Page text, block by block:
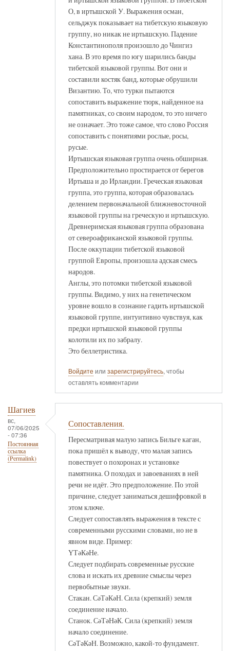
О, в иртышской У. Выражения осман,
сельджук показывает на тибетскую языковую
группу, но никак не иртышскую. Падение
Константинополя произошло до Чингиз
хана. В это время по югу шарились банды
тибетской языковой группы. Вот они и
составили костяк банд, которые обрушили
Византию. То, что турки пытаются
сопоставить выражение тюрк, найденное на
памятниках, со своим народом, то это ничего
не означает. Это тоже самое, что слово Россия
сопоставить с понятиями рослые, росы,
русые.
Иртышская языковая группа очень обширная.
Предположительно простирается от берегов
Иртыша и до Ирландии. Греческая языковая
группа, это группа, которая образовалась
делением первоначальной ближневосточной
языковой группы на греческую и иртышскую.
Древнеримская языковая группа образована
от североафриканской языковой группы.
После оккупации тибетской языковой
группой Европы, произошла адская смесь
народов.
Англы, это потомки тибетской языковой
группы. Видимо, у них на генетическом
уровне вошло в сознание гадить иртышской
языковой группе, интуитивно чувствуя, как
предки иртышской языковой группы
колотили их по забралу.
Это беллетристика.
Войдите или зарегистрируйтесь, чтобы
оставлять комментарии
Шагиев
вс,
07/06/2025
- 07:36
Постоянная
ссылка
(Permalink)
Сопоставления.
Пересматривая малую запись Бильге каган,
пока пришёл к выводу, что малая запись
повествует о похоронах и установке
памятника. О походах и завоеваниях в ней
речи не идёт. Это предположение. По этой
причине, следует заниматься дешифровкой в
этом ключе.
Следует сопоставлять выражения в тексте с
современными русскими словами, но не в
явном виде. Пример:
ҮТәКәНе.
Следует подбирать современные русские
слова и искать их древние смыслы через
первобытные звуки.
Стакан. СәТәКәН. Сила (крепкий) земля
соединение начало.
Станок. СәТәНәК. Сила (крепкий) земля
начало соединение.
СәТәКәН. Возможно, какой-то фундамент.